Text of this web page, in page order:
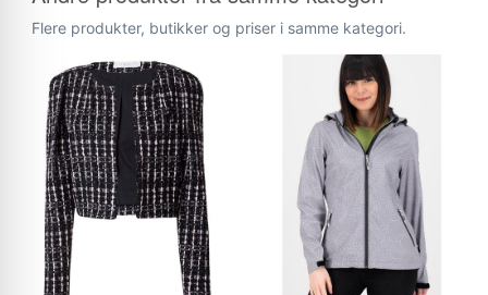
Flere produkter, butikker og priser i samme kategori.